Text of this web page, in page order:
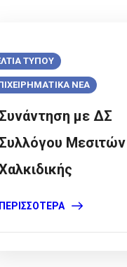
ΤΥΠΟΥ
ΝΕΑ
με ΔΣ
Μεσιτών
ΠΕΡΙΣΣΌΤΕΡΑ